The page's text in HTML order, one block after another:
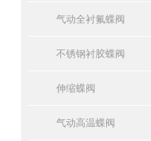
气动全衬氟蝶阀
不锈钢衬胶蝶阀
伸缩蝶阀
气动高温蝶阀